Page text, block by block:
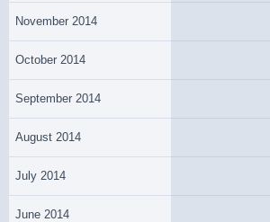
November 2014
October 2014
September 2014
August 2014
July 2014
June 2014